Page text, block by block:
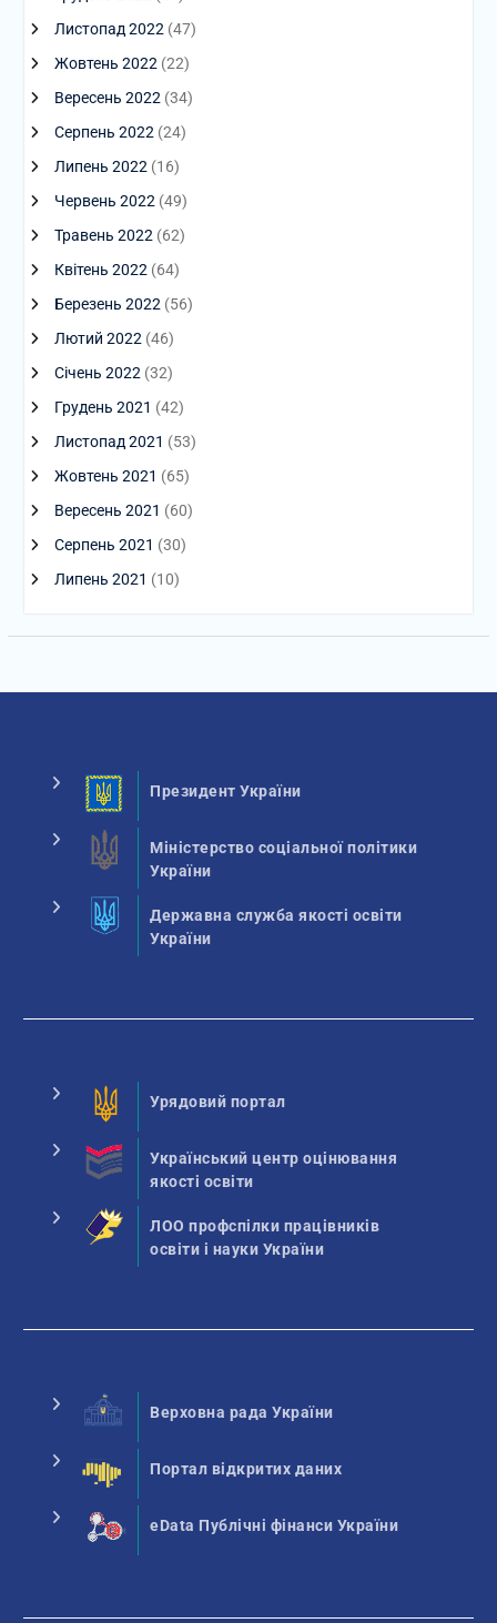
Листопад 2022 (47)
Жовтень 2022 (22)
Вересень 2022 (34)
Серпень 2022 (24)
Липень 2022 (16)
Червень 2022 (49)
Травень 2022 (62)
Квітень 2022 (64)
Березень 2022 (56)
Лютий 2022 (46)
Січень 2022 (32)
Грудень 2021 (42)
Листопад 2021 (53)
Жовтень 2021 (65)
Вересень 2021 (60)
Серпень 2021 (30)
Липень 2021 (10)
Президент України
Міністерство соціальної політики
України
Державна служба якості освіти
України
Урядовий портал
Український центр оцінювання
якості освіти
ЛОО профспілки працівників
освіти і науки України
Верховна рада України
Портал відкритих даних
eData Публічні фінанси України